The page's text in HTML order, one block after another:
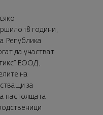
18 години,
Република
да участват
ЕООД,
на
за
настоящата